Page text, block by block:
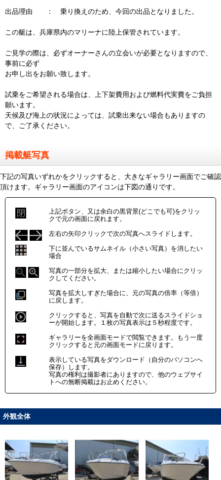
出品理由 ： 乗り換えのため、今回の出品となりました。
この艇は、兵庫県内のマリーナに陸上保管されています。
ご見学の際は、必ずオーナーさんの立会いが必要となりますので、
事前に必ず
お申し出をお願い致します。
試乗をご希望される場合は、上下架費用および燃料代実費をご負担
願います。
天候及び海上の状況によっては、試乗出来ない場合もありますの
で、ご了承ください。
掲載艇写真
下記の写真いずれかをクリックすると、大きなギャラリー画面でご確認
頂けます。ギャラリー画面のアイコンは下図の通りです。
上記ボタン、又は余白の黒背景(どこでも可)をクリッ
クで元の画面に戻れます。
左右の矢印クリックで次の写真へスライドします。
下に並んでいるサムネイル（小さい写真）を消したい
場合
写真の一部分を拡大、または縮小したい場合にクリッ
クしてください。
写真を拡大しすぎた場合に、元の写真の倍率（等倍）
に戻します。
クリックすると、写真を自動で次に送るスライドショ
ーが開始します。１枚の写真表示は５秒程度です。
ギャラリーを全画面モードで閲覧できます。もう一度
クリックすると元の画面モードに戻ります。
表示している写真をダウンロード（自分のパソコンへ
保存）します。
写真の権利は撮影者にありますので、他のウェブサイ
トへの無断掲載はお止めください。
外観全体